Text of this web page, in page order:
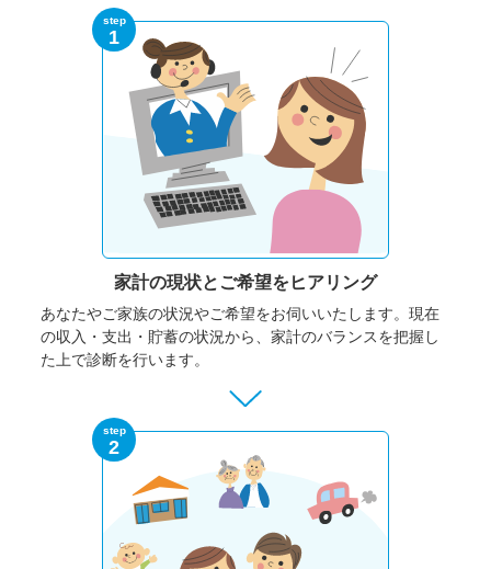
step
1
家計の現状と ご希望をヒアリング
あなたやご家族の状況やご希望をお伺いいたします。 現在
の収入・支出・貯蓄の状況から、家計のバランスを把握し
た上で診断を行います。
step
2